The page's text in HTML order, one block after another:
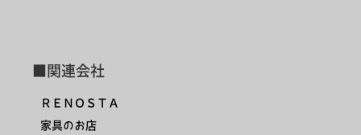
■関連会社
ＲＥＮＯＳＴＡ
家具のお店